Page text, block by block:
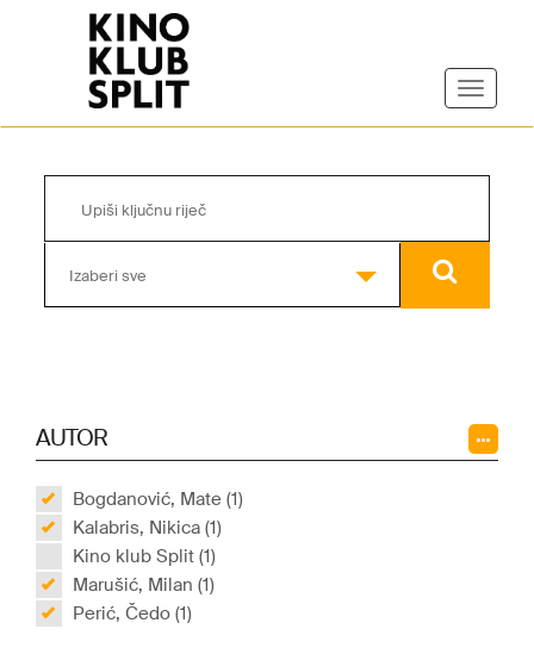
Izaberi sve
AUTOR
Bogdanović, Mate (1)
Kalabris, Nikica (1)
Kino klub Split (1)
Marušić, Milan (1)
Perić, Čedo (1)